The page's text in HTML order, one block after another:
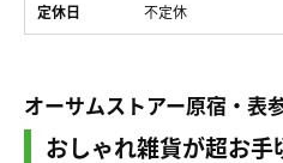
定休日 不定休
オーサムストアー原宿・表
おしゃれ雑貨が超お